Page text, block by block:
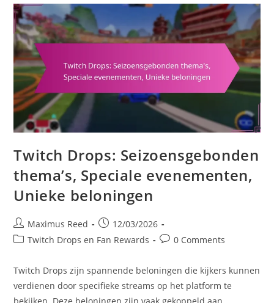
Ervaringen
Van
Spelers,
Feedback
Twitch Drops: Seizoensgebonden
thema’s, Speciale evenementen,
Unieke beloningen
Post
author:
Maximus Reed
Post
published:
12/03/2026
PostTwitch Drops en Fan Rewards
Post0 Comments
Twitch Drops zijn spannende beloningen die kijkers kunnen
verdienen door specifieke streams op het platform te